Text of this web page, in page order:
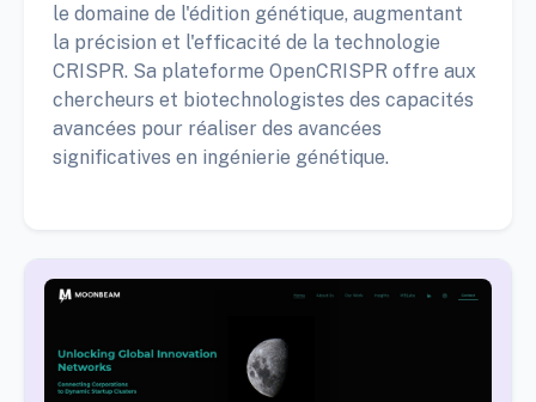
le domaine de l'édition génétique, augmentant
la précision et l'efficacité de la technologie
CRISPR. Sa plateforme OpenCRISPR offre aux
chercheurs et biotechnologistes des capacités
avancées pour réaliser des avancées
significatives en ingénierie génétique.